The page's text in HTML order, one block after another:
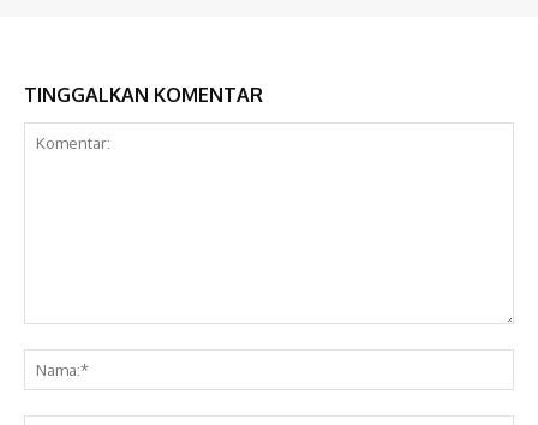
TINGGALKAN KOMENTAR